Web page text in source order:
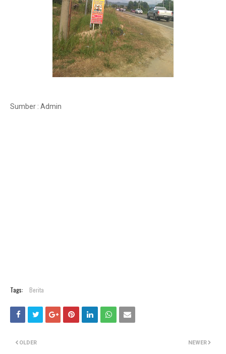
Sumber : Admin
Tags: Berita
NEWER
OLDER